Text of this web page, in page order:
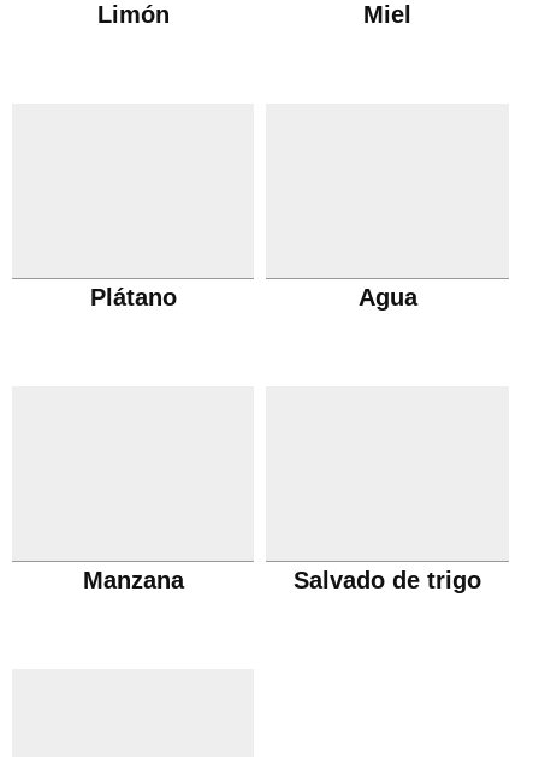
Limón Miel
Plátano Agua
Manzana Salvado de trigo